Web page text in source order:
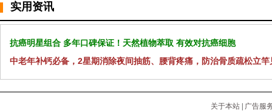
实用资讯
抗癌明星组合 多年口碑保证！天然植物萃取 有效对抗癌细胞
中老年补钙必备，2星期消除夜间抽筋、腰背疼痛，防治骨质疏松立竿
关于本站
广告服